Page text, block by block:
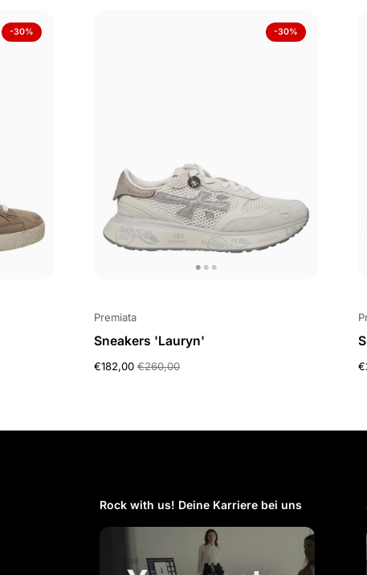
-30%
Premiata
Sneakers 'Lauryn'
€182,00 €260,00
-30%
Rock with us! Deine Karriere bei uns​